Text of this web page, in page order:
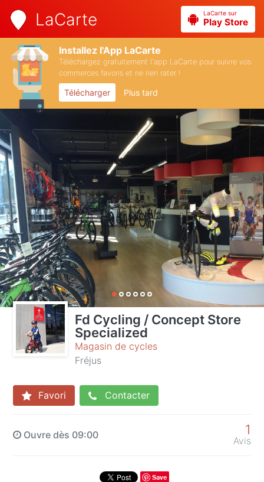
LaCarte LaCarte sur
Play Store
Installez l'App LaCarte
Téléchargez gratuitement l'app LaCarte pour suivre vos
commerces favoris et ne rien rater !
Télécharger Plus tard
Fd Cycling / Concept Store
Specialized
Magasin de cycles
Fréjus
Favori Contacter
Ouvre dès 09:00 1
Avis
Save